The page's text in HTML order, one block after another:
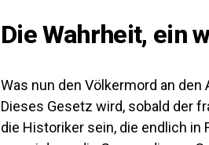
Die Wahrheit, ein
Was nun den Völkermord an
Dieses Gesetz wird, sobald der
die Historiker sein, die endlich in